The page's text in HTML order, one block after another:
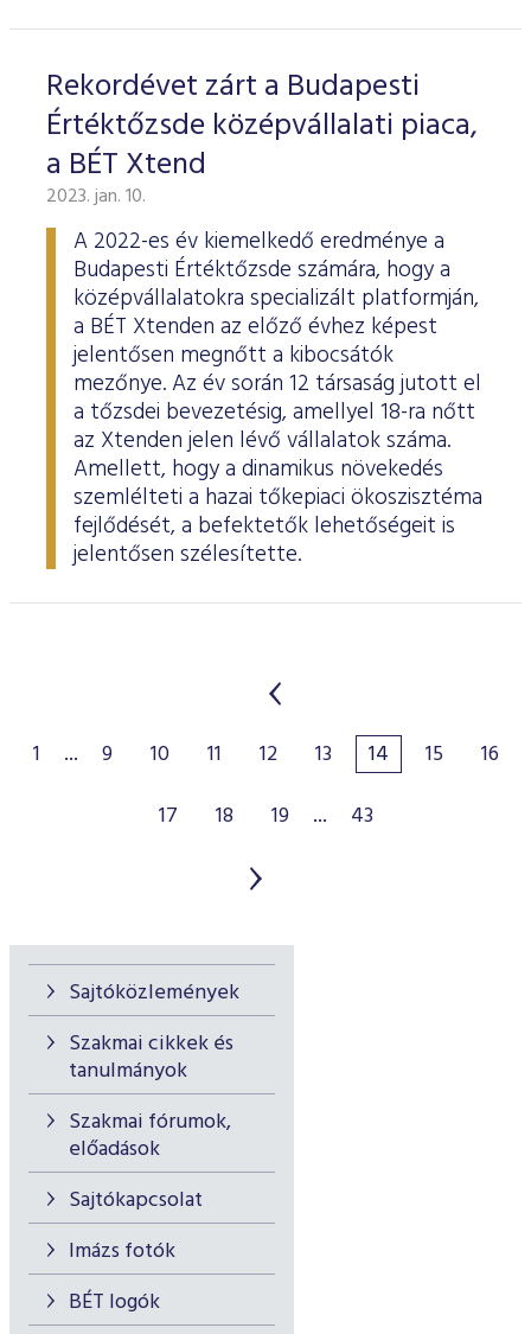
Sajtóközlemények
Szakmai cikkek és
tanulmányok
Szakmai fórumok,
előadások
Sajtókapcsolat
Imázs fotók
BÉT logók
Rekordévet zárt a Budapesti
Értéktőzsde középvállalati piaca,
a BÉT Xtend
2023. jan. 10.
A 2022-es év kiemelkedő eredménye a
Budapesti Értéktőzsde számára, hogy a
középvállalatokra specializált platformján,
a BÉT Xtenden az előző évhez képest
jelentősen megnőtt a kibocsátók
mezőnye. Az év során 12 társaság jutott el
a tőzsdei bevezetésig, amellyel 18-ra nőtt
az Xtenden jelen lévő vállalatok száma.
Amellett, hogy a dinamikus növekedés
szemlélteti a hazai tőkepiaci ökoszisztéma
fejlődését, a befektetők lehetőségeit is
jelentősen szélesítette.
1 ... 9 10 11 12 13 14 15
16
17
18 19 ... 43